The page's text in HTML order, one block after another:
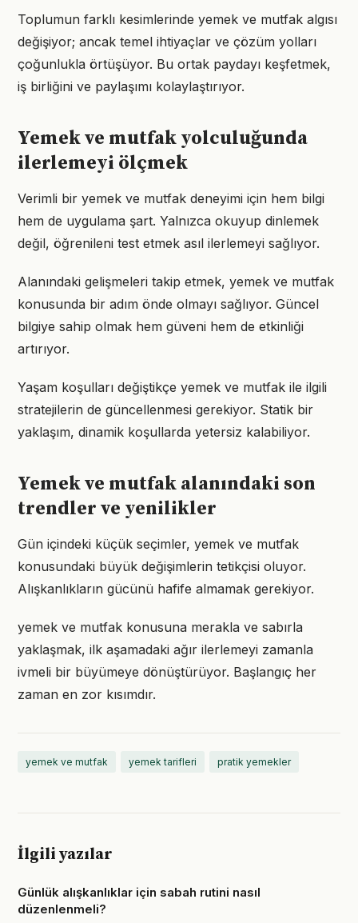
Toplumun farklı kesimlerinde yemek ve mutfak algısı
değişiyor; ancak temel ihtiyaçlar ve çözüm yolları
çoğunlukla örtüşüyor. Bu ortak paydayı keşfetmek,
iş birliğini ve paylaşımı kolaylaştırıyor.
Yemek ve mutfak yolculuğunda
ilerlemeyi ölçmek
Verimli bir yemek ve mutfak deneyimi için hem bilgi
hem de uygulama şart. Yalnızca okuyup dinlemek
değil, öğrenileni test etmek asıl ilerlemeyi sağlıyor.
Alanındaki gelişmeleri takip etmek, yemek ve mutfak
konusunda bir adım önde olmayı sağlıyor. Güncel
bilgiye sahip olmak hem güveni hem de etkinliği
artırıyor.
Yaşam koşulları değiştikçe yemek ve mutfak ile ilgili
stratejilerin de güncellenmesi gerekiyor. Statik bir
yaklaşım, dinamik koşullarda yetersiz kalabiliyor.
Yemek ve mutfak alanındaki son
trendler ve yenilikler
Gün içindeki küçük seçimler, yemek ve mutfak
konusundaki büyük değişimlerin tetikçisi oluyor.
Alışkanlıkların gücünü hafife almamak gerekiyor.
yemek ve mutfak konusuna merakla ve sabırla
yaklaşmak, ilk aşamadaki ağır ilerlemeyi zamanla
ivmeli bir büyümeye dönüştürüyor. Başlangıç her
zaman en zor kısımdır.
yemek ve mutfak yemek tarifleri pratik yemekler
İlgili yazılar
Günlük alışkanlıklar için sabah rutini nasıl
düzenlenmeli?